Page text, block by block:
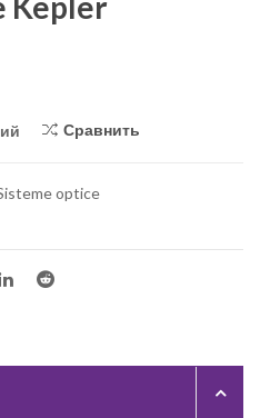
Сравнить
optice